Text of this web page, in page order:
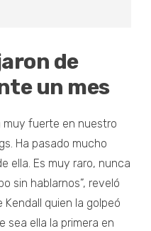
de
un mes
muy fuerte en nuestro
Ha pasado mucho
ella. Es muy raro, nunca
sin hablarnos”, reveló
Kendall quien la golpeó
sea ella la primera en